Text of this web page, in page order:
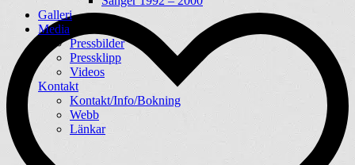
Galleri
Media
Pressbilder
Pressklipp
Videos
Kontakt
Kontakt/Info/Bokning
Webb
Länkar